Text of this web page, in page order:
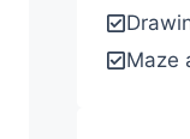
Maze